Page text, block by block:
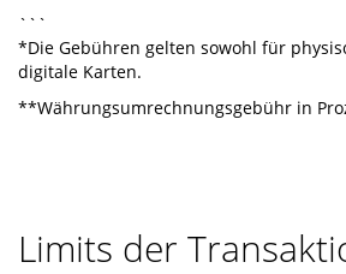
```
*Die Gebühren gelten sowohl für
digitale Karten.
**Währungsumrechnungsgebühr in
Limits der